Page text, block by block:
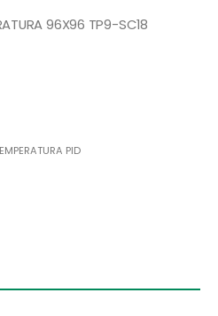
96X96 TP9-SC18
PID